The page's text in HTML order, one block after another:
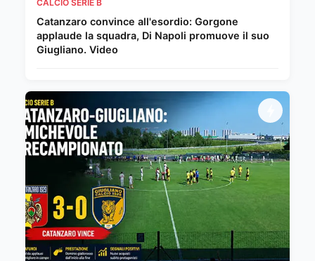
CALCIO SERIE B
Catanzaro convince all'esordio: Gorgone
applaude la squadra, Di Napoli promuove il suo
Giugliano. Video